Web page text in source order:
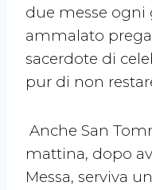
due messe ogni
ammalato
sacerdote di
pur di non
Anche San
mattina, dopo
Messa, serviva